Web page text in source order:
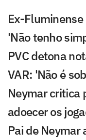
Ex-
'Não tenho
PVC detona
VAR: 'Não é
Neymar critica
adoecer os
Pai de Neymar